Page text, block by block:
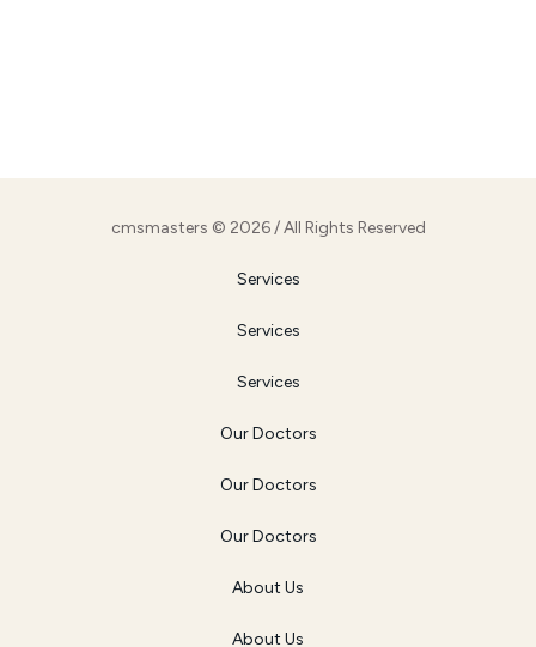
cmsmasters © 2026 / All Rights Reserved
Services
Services
Services
Our Doctors
Our Doctors
Our Doctors
About Us
About Us